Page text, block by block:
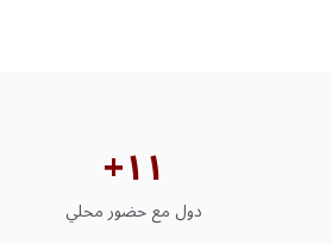
١١+
دول مع حضور محلي